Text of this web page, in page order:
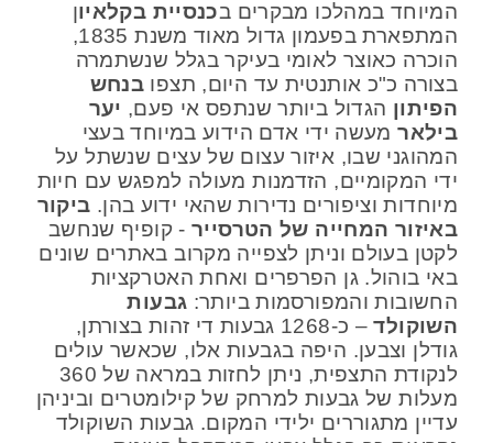
המיוחד במהלכו מבקרים בכנסיית בקלאיון
המתפארת בפעמון גדול מאוד משנת 1835,
הוכרה כאוצר לאומי בעיקר בגלל שנשתמרה
בצורה כ"כ אותנטית עד היום, תצפו בנחש
הפיתון הגדול ביותר שנתפס אי פעם, יער
בילארמעשה ידי אדם הידוע במיוחד בעצי
המהוגני שבו, איזור עצום של עצים שנשתל על
ידי המקומיים, הזדמנות מעולה למפגש עם חיות
מיוחדות וציפורים נדירות שהאי ידוע בהן. ביקור
באיזור המחייה של הטרסייר - קופיף שנחשב
לקטן בעולם וניתן לצפייה מקרוב באתרים שונים
באי בוהול. גן הפרפרים ואחת האטרקציות
החשובות והמפורסמות ביותר: גבעות
השוקולד
– כ-1268 גבעות די זהות בצורתן,
גודלן וצבען. היפה בגבעות אלו, שכאשר עולים
לנקודת התצפית, ניתן לחזות במראה של 360
מעלות של גבעות למרחק של קילומטרים וביניהן
עדיין מתגוררים ילידי המקום. גבעות השוקולד